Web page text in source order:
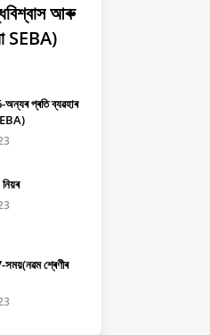
আৰু
SEBA)
প্ৰতি ব্যৱহাৰ
শ্ৰেণীৰ